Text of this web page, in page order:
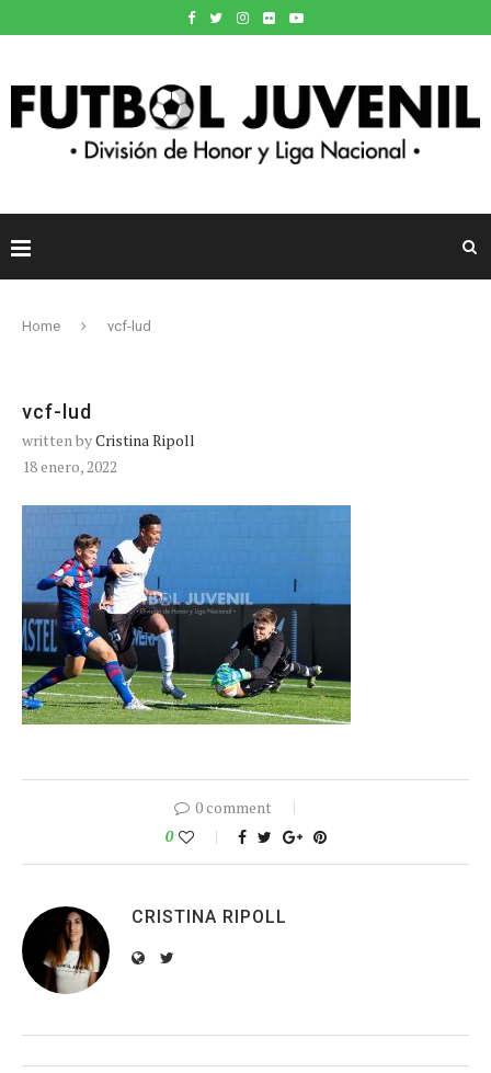
Home vcf-lud
vcf-lud
written byCristina Ripoll
18 enero, 2022
0 comment
0
CRISTINA RIPOLL